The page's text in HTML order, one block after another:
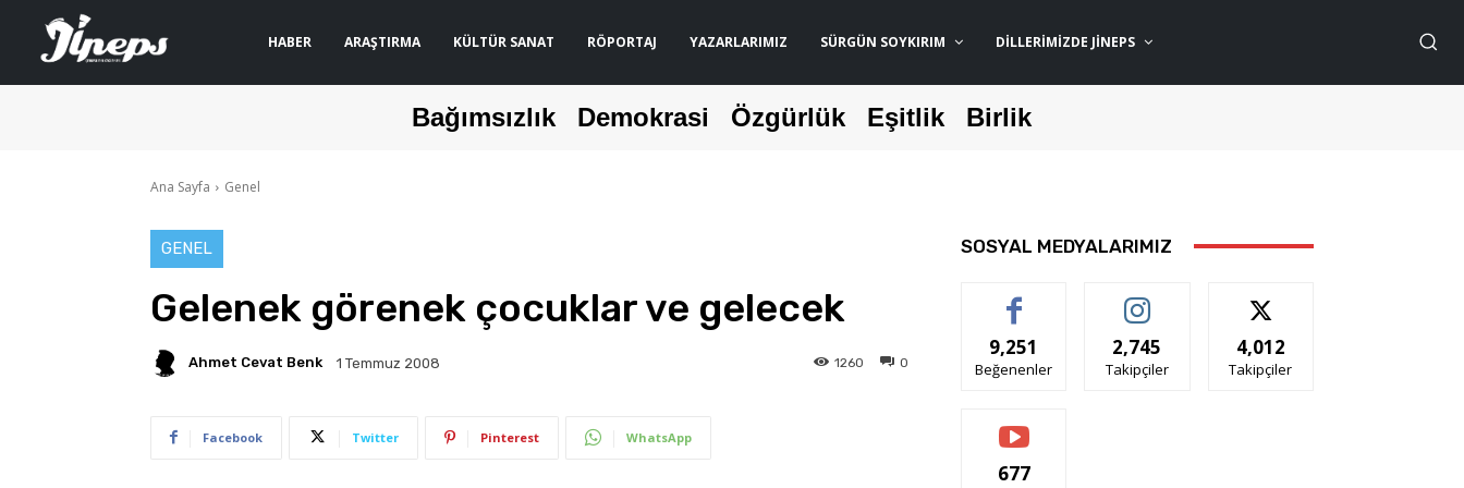
HABER ARAŞTIRMA KÜLTÜR SANAT RÖPORTAJ YAZARLARIMIZ SÜRGÜN SOYKIRIM DILLERIMIZDE JİNEPS
Bağımsızlık Demokrasi Özgürlük Eşitlik Birlik
Ana Sayfa Genel
GENEL
Gelenek görenek çocuklar ve gelecek
Ahmet Cevat Benk 1 Temmuz 2008 0
1260
Facebook Twitter Pinterest WhatsApp
SOSYAL MEDYALARIMIZ
9,251
Beğenenler
2,745
Takipçiler
4,012
Takipçiler
677